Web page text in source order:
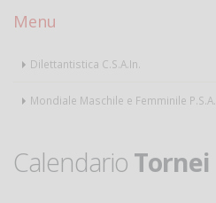
Menu
Dilettantistica C.S.A.In.
Mondiale Maschile e Femminile P.S.A.
Calendario Tornei